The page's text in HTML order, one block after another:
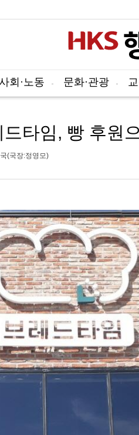
회·노동 문화·관광
타임, 빵 후원
(국장:정영모)